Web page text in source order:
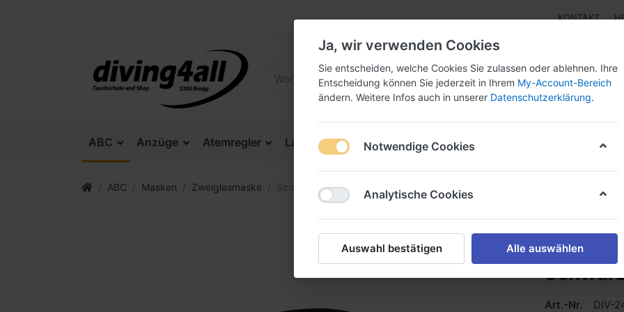
KONTAKT
ABC Anzüge Atemregler Lampen Instrumente Schnäppchenecke
ABC Masken Zweiglasmaske Scubapro - ZOOM Evo Rot / Schwarz
Art.-Nr. DIV-
Ja, wir verwenden Cookies
Sie entscheiden, welche Cookies Sie zulassen oder ablehnen. Ihre
Entscheidung können Sie jederzeit in Ihrem My-Account-Bereich
ändern. Weitere Infos auch in unserer Datenschutzerklärung.
Notwendige Cookies
Analytische Cookies
Auswahl bestätigen Alle auswählen